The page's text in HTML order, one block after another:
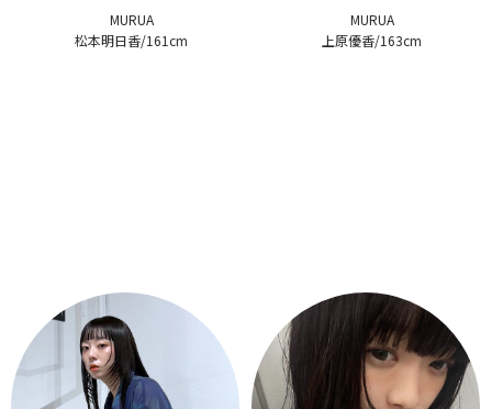
MURUA
松本明日香/161cm
MURUA
上原優香/163cm